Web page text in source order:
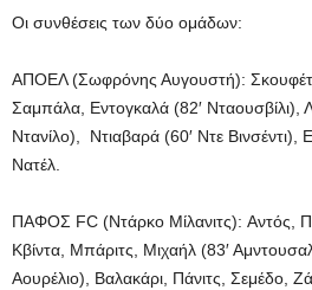
Οι συνθέσεις των δύο ομάδων:
ΑΠΟΕΛ (Σωφρόνης Αυγουστή): Σκουφέτ,
Σαμπάλα, Εντογκαλά (82′ Νταουσβίλι),
Ντανίλο), Ντιαβαρά (60′ Ντε Βινσέντι),
Νατέλ.
ΠΑΦΟΣ FC (Ντάρκο Μίλανιτς): Αντός,
Κβίντα, Μπάριτς, Μιχαήλ (83′
Αουρέλιο), Βαλακάρι, Πάνιτς, Σεμέδο,